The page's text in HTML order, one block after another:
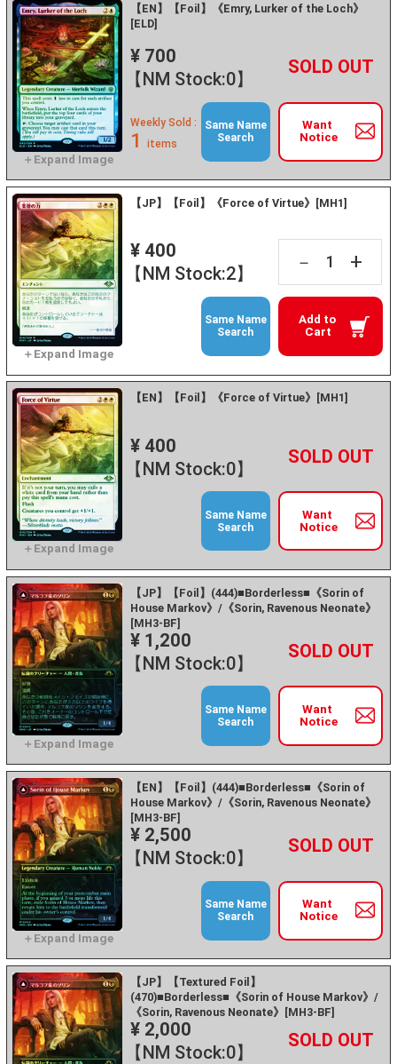
【EN】【Foil】《Emry, Lurker of the Loch》
[ELD]
¥ 700
【NM Stock:0】
－ +
Want
Notice
Weekly Sold :
1 items
Same Name
Search
【JP】【Foil】《Force of Virtue》[MH1]
¥ 400
【NM Stock:2】
－ +
Add to
Cart
Same Name
Search
【EN】【Foil】《Force of Virtue》[MH1]
¥ 400
【NM Stock:0】
－ +
Want
Notice
Same Name
Search
【JP】【Foil】(444)■Borderless■《Sorin of
House Markov》/《Sorin, Ravenous Neonate》
[MH3-BF]
¥ 1,200
【NM Stock:0】
－ +
Want
Notice
Same Name
Search
【EN】【Foil】(444)■Borderless■《Sorin of
House Markov》/《Sorin, Ravenous Neonate》
[MH3-BF]
¥ 2,500
【NM Stock:0】
－ +
Want
Notice
Same Name
Search
【JP】【Textured Foil】
(470)■Borderless■《Sorin of House Markov》/
《Sorin, Ravenous Neonate》[MH3-BF]
¥ 2,000
【NM Stock:0】
－ +